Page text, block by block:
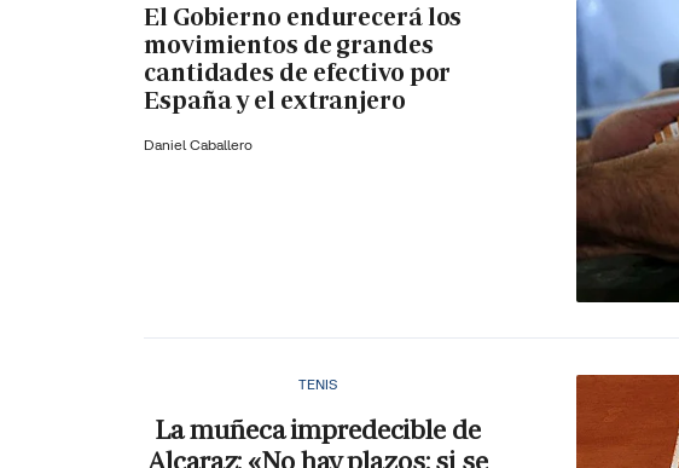
El Gobierno endurecerá los
movimientos de grandes
cantidades de efectivo por
España y el extranjero
Daniel Caballero
TENIS
La muñeca impredecible de